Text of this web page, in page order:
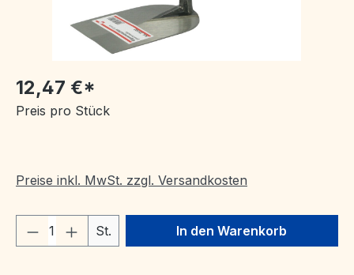
12,47 €*
Preis pro Stück
Preise inkl. MwSt. zzgl. Versandkosten
Produkt Anzahl: Gib den
St. In den Warenkorb